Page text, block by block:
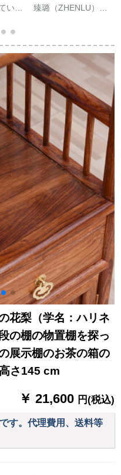
いま
現代
地し
小書
ル創
い青
臻璐（ZHENLU）臻
棚棚棚天井仕切り陳
列棚倉庫保管棚黒い
棚浅胡桃三階80長さ
さ30幅108高
花梨（学名：ハリネ
の棚の物置棚を探っ
展示棚のお茶の箱の
さ145 cm
￥ 21,600 円(税込)
す。代理費用、送料等